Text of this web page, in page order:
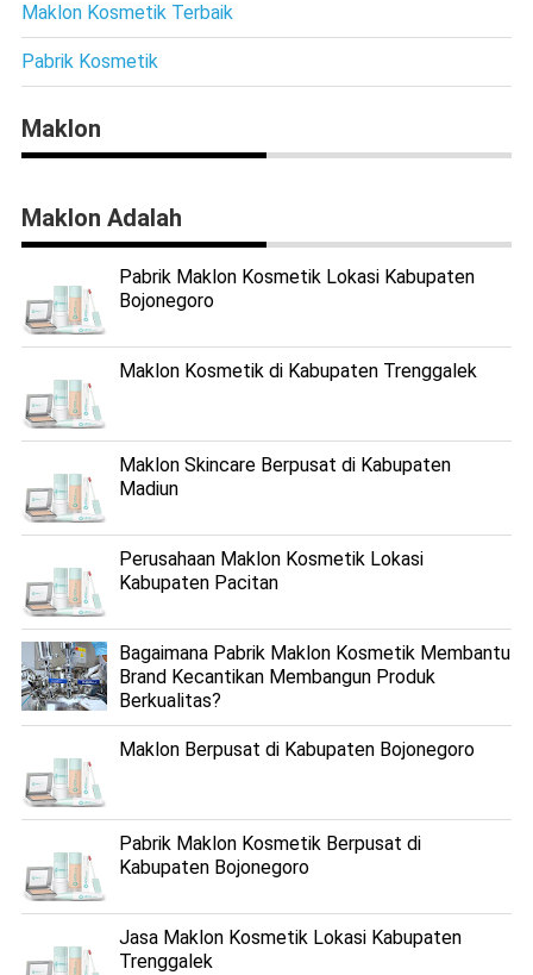
Maklon Kosmetik Terbaik
Pabrik Kosmetik
Maklon
Maklon Adalah
Pabrik Maklon Kosmetik Lokasi Kabupaten
Bojonegoro
Maklon Kosmetik di Kabupaten Trenggalek
Maklon Skincare Berpusat di Kabupaten
Madiun
Perusahaan Maklon Kosmetik Lokasi
Kabupaten Pacitan
Bagaimana Pabrik Maklon Kosmetik Membantu
Brand Kecantikan Membangun Produk
Berkualitas?
Maklon Berpusat di Kabupaten Bojonegoro
Pabrik Maklon Kosmetik Berpusat di
Kabupaten Bojonegoro
Jasa Maklon Kosmetik Lokasi Kabupaten
Trenggalek